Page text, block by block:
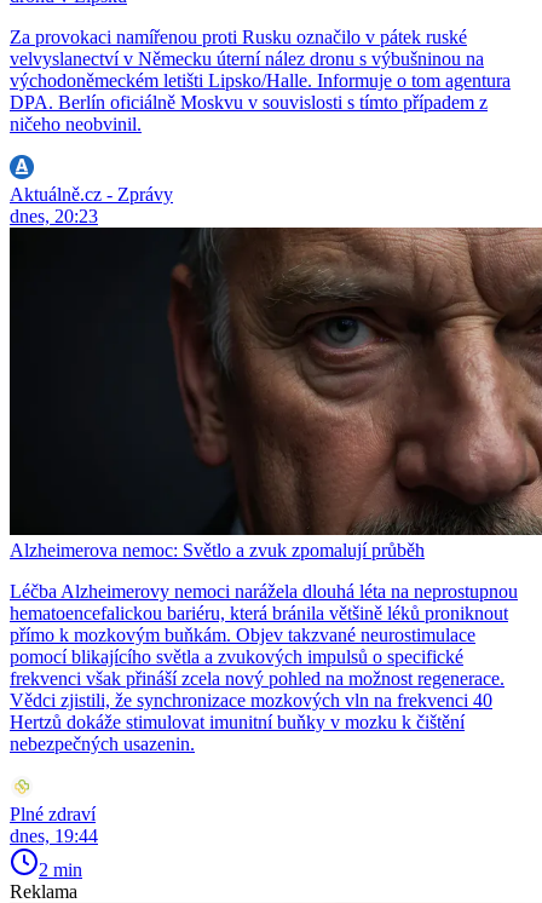
Za provokaci namířenou proti Rusku označilo v pátek ruské
velvyslanectví v Německu úterní nález dronu s výbušninou na
východoněmeckém letišti Lipsko/Halle. Informuje o tom agentura
DPA. Berlín oficiálně Moskvu v souvislosti s tímto případem z
ničeho neobvinil.
Aktuálně.cz - Zprávy
dnes, 20:23
Alzheimerova nemoc: Světlo a zvuk zpomalují průběh
Léčba Alzheimerovy nemoci narážela dlouhá léta na neprostupnou
hematoencefalickou bariéru, která bránila většině léků proniknout
přímo k mozkovým buňkám. Objev takzvané neurostimulace
pomocí blikajícího světla a zvukových impulsů o specifické
frekvenci však přináší zcela nový pohled na možnost regenerace.
Vědci zjistili, že synchronizace mozkových vln na frekvenci 40
Hertzů dokáže stimulovat imunitní buňky v mozku k čištění
nebezpečných usazenin.
Plné zdraví
dnes, 19:44
2 min
Reklama